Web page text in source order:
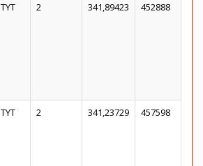
TYT 2 341,89423 452888
TYT 2 341,23729 457598